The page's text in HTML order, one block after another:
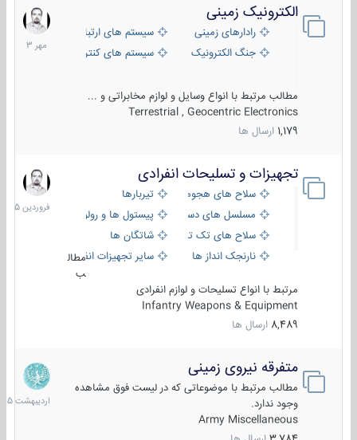
الکترونیک زمینی
رادارهای زمینی
سیستم های ارتباطی و جمع آوری
جنگ الکترونیک
سیستم های کنترل آتش و تجهیزات
مطالب مرتبط با انواع وسایل و لوازم مخابراتی و ...
Terrestrial , Geocentric Electronics
1,179 ارسال ها
1
مهر
1403
تجهیزات و تسلیحات انفرادی
سلاح های هجومی
تیربارها
مسلسل های دستی
پیستول ها و رولورها
سلاح های تک تیر اندازیشاتگان ها
نارنجک انداز ها
سایر تجهیزات انفرادی
مطال
ب
مرتبط با انواع تسلیحات و لوازم انفرادی
Infantry Weapons & Equipment
8,489 ارسال ها
17
فروردین
1405
متفرقه نیروی زمینی
مطالب مرتبط با موضوعاتی که در لیست فوق مشاهده
وجود ندارد.
Army Miscellaneous
27
1405